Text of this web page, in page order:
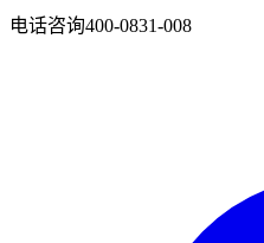
电话咨询400-0831-008